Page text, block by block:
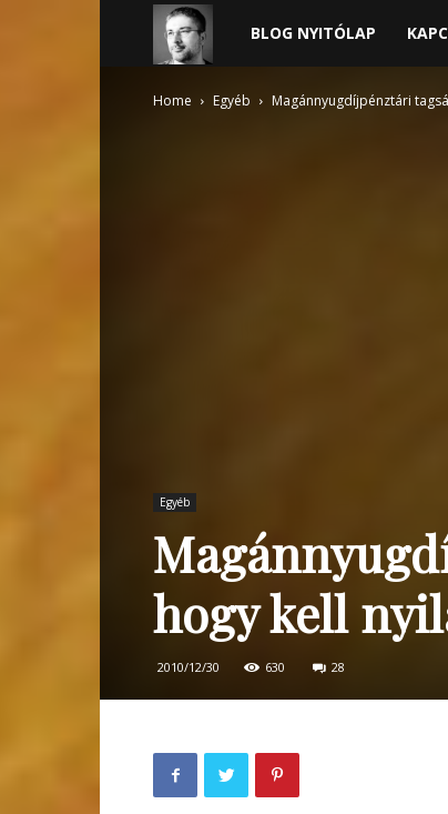
Harder
blogja
BLOG NYITÓLAP
Home Egyéb Magánnyugdíjpénztári
Egyéb
hogy kell
2010/12/30 630 28